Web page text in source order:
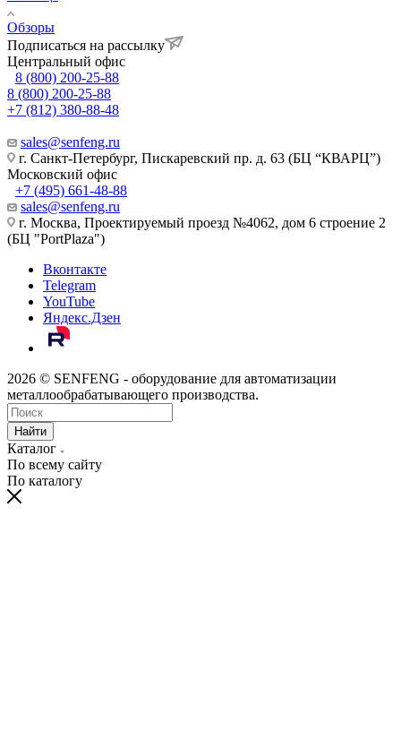
Обзоры
Подписаться на рассылку
Центральный офис
8 (800) 200-25-88
8 (800) 200-25-88
+7 (812) 380-88-48
sales@senfeng.ru
г. Санкт-Петербург, Пискаревский пр. д. 63 (БЦ “КВАРЦ”)
Московский офис
+7 (495) 661-48-88
sales@senfeng.ru
г. Москва, Проектируемый проезд №4062, дом 6 строение 2
(БЦ "PortPlaza")
Вконтакте
Telegram
YouTube
Яндекс.Дзен
2026 © SENFENG - оборудование для автоматизации
металлообрабатывающего производства.
Найти
Каталог
По всему сайту
По каталогу